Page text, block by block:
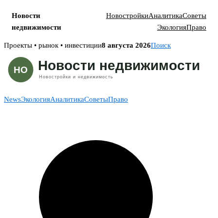
Новости
недвижимости
НовостройкиАналитикаСоветы
ЭкологияПраво
Skip
content
Проекты • рынок • инвестиции8 августа 2026Поиск
NewsЭкологияАналитикаСоветыПраво